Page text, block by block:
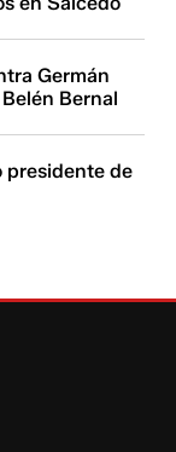
Germán
Bernal
presidente de